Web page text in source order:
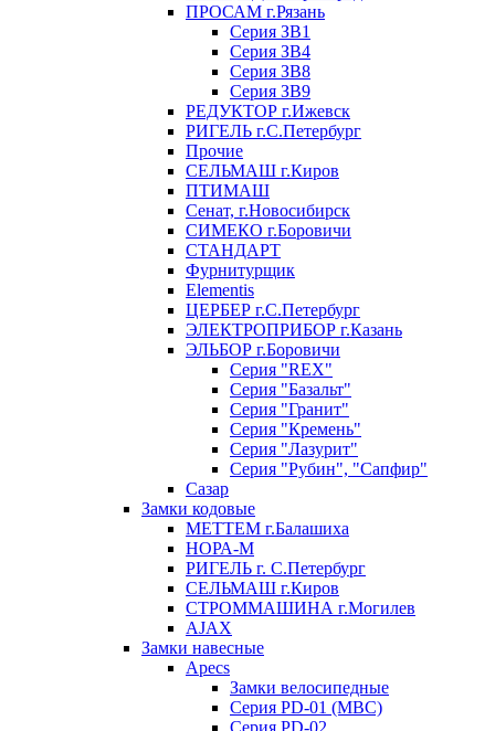
ПРОСАМ г.Рязань
Серия ЗВ1
Серия ЗВ4
Серия ЗВ8
Серия ЗВ9
РЕДУКТОР г.Ижевск
РИГЕЛЬ г.С.Петербург
Прочие
СЕЛЬМАШ г.Киров
ПТИМАШ
Сенат, г.Новосибирск
СИМЕКО г.Боровичи
СТАНДАРТ
Фурнитурщик
Elementis
ЦЕРБЕР г.С.Петербург
ЭЛЕКТРОПРИБОР г.Казань
ЭЛЬБОР г.Боровичи
Серия "REX"
Серия "Базальт"
Серия "Гранит"
Серия "Кремень"
Серия "Лазурит"
Серия "Рубин", "Сапфир"
Сазар
Замки кодовые
МЕТТЕМ г.Балашиха
НОРА-М
РИГЕЛЬ г. С.Петербург
СЕЛЬМАШ г.Киров
СТРОММАШИНА г.Могилев
AJAX
Замки навесные
Apecs
Замки велосипедные
Серия PD-01 (МВС)
Серия PD-02